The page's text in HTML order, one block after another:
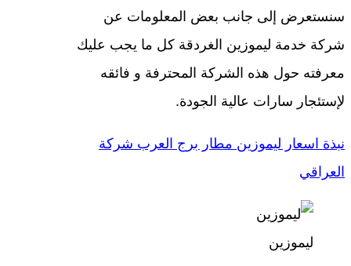
سنستعرض إلى جانب بعض المعلومات عن
شركة خدمة ليموزين الغردقة كل ما يجب عليك
معرفته حول هذه الشركة المحترفة و فائقه
لإستئجار سارات عالية الجودة.
نبذة اسعار ليموزين مطار برج العرب شركة
العراقي
ليموزين